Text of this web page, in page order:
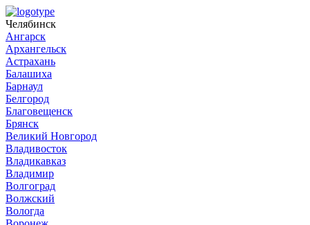
Челябинск
Ангарск
Архангельск
Астрахань
Балашиха
Барнаул
Белгород
Благовещенск
Брянск
Великий Новгород
Владивосток
Владикавказ
Владимир
Волгоград
Волжский
Вологда